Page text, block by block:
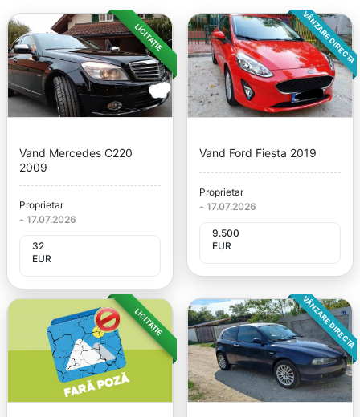
LICITAȚIE
Vand Mercedes C220
2009
Proprietar
- 17.07.2026
32
EUR
VÂNZARE DIRECTA
Vand Ford Fiesta 2019
Proprietar
- 17.07.2026
9.500
EUR
LICITAȚIE VÂNZARE DIRECTA